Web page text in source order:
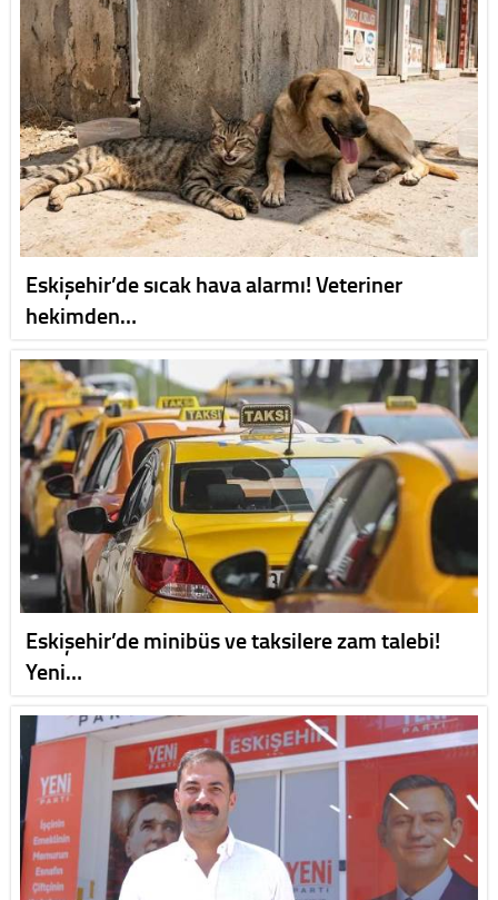
Eskişehir’de sıcak hava alarmı! Veteriner
hekimden…
Eskişehir’de minibüs ve taksilere zam talebi!
Yeni…